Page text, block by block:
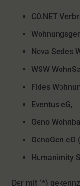
CO.NET
Nova Sedes
WSW
Fides
Eventus eG,
Geno
GenoGen eG
Humanimity
Der mit (*)